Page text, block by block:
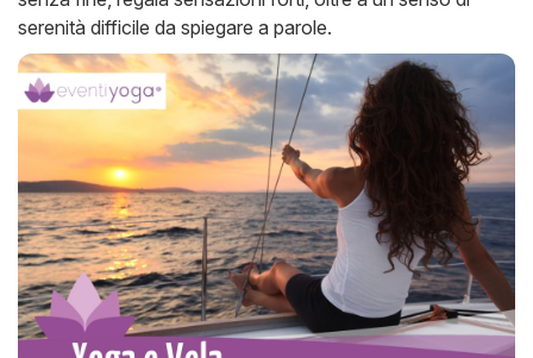
serenità difficile da spiegare a parole.